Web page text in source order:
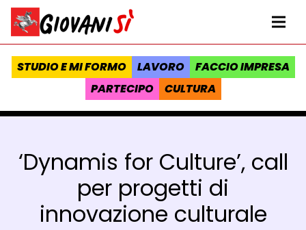
Vai al contenuto
Homepage Giovanisì - Progetto della Regione Toscana
STUDIO E MI FORMO LAVORO
FACCIO IMPRESA
PARTECIPO
CULTURA
‘Dynamis for Culture’, call
per progetti di
innovazione culturale